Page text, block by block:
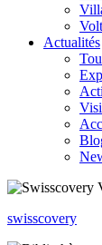
Actualités
swisscovery